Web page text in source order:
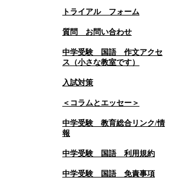
トライアル フォーム
質問 お問い合わせ
中学受験 国語 作文アクセ
ス（小さな教室です）
入試対策
＜コラムとエッセー＞
中学受験 教育総合リンク/情
報
中学受験 国語 利用規約
中学受験 国語 免責事項